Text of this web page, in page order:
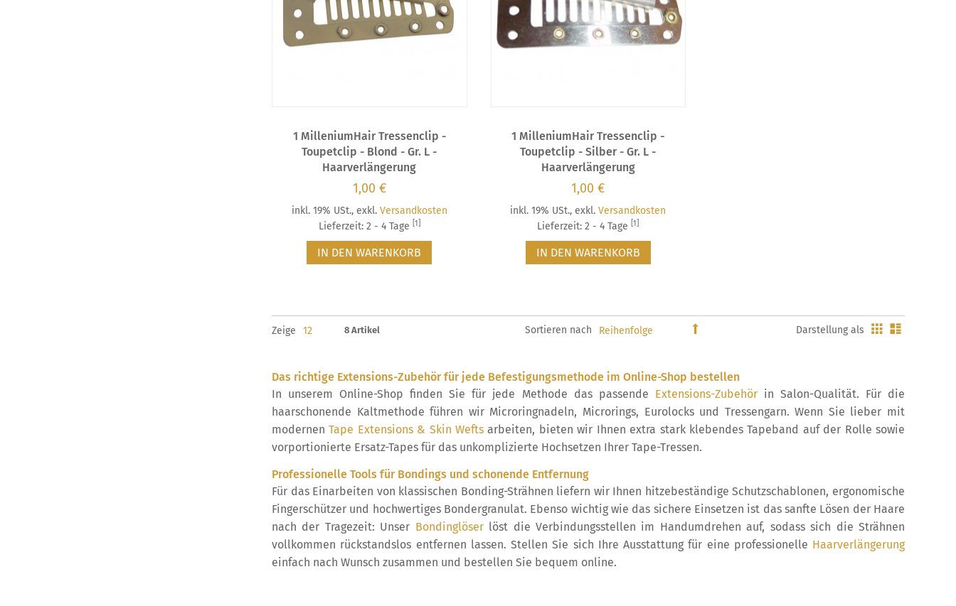
1 MilleniumHair Tressenclip -
Toupetclip - Blond - Gr. L -
Haarverlängerung
1,00 €
inkl. 19% USt., exkl. Versandkosten
Lieferzeit: 2 - 4 Tage
[1]
IN DEN WARENKORB
1 MilleniumHair Tressenclip -
Toupetclip - Silber - Gr. L -
Haarverlängerung
1,00 €
inkl. 19% USt.,exkl.Versandkosten
Lieferzeit: 2 - 4 Tage[1]
IN DEN WARENKORB
Zeige 8 Artikel Sortieren nach Darstellung als
Gitter
Das richtige Extensions-Zubehör für jede Befestigungsmethode im Online-Shop bestellen
In unserem Online-Shop finden Sie für jede Methode das passende Extensions-Zubehörin Salon-Qualität. Für die
haarschonende Kaltmethode führen wir Microringnadeln, Microrings, Eurolocks und Tressengarn. Wenn Sie lieber mit
modernenTape Extensions & Skin Wefts arbeiten, bieten wir Ihnen extra stark klebendes Tapeband auf der Rolle sowie
vorportionierte Ersatz-Tapes für das unkomplizierte Hochsetzen Ihrer Tape-Tressen.
Professionelle Tools für Bondings und schonende Entfernung
Für das Einarbeiten von klassischen Bonding-Strähnen liefern wir Ihnen hitzebeständige Schutzschablonen, ergonomische
Fingerschützer und hochwertiges Bondergranulat. Ebenso wichtig wie das sichere Einsetzen ist das sanfte Lösen der Haare
nach der Tragezeit: Unser Bondinglöserlöst die Verbindungsstellen im Handumdrehen auf, sodass sich die Strähnen
vollkommen rückstandslos entfernen lassen. Stellen Sie sich Ihre Ausstattung für eine professionelle Haarverlängerung
einfach nach Wunsch zusammen und bestellen Sie bequem online.